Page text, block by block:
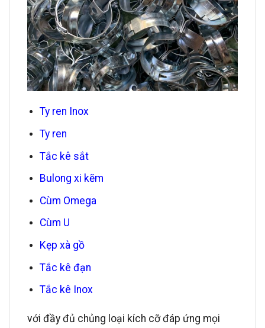
Ty ren Inox
Ty ren
Tắc kê sắt
Bulong xi kẽm
Cùm Omega
Cùm U
Kẹp xà gồ
Tắc kê đạn
Tắc kê Inox
với đầy đủ chủng loại kích cỡ đáp ứng mọi